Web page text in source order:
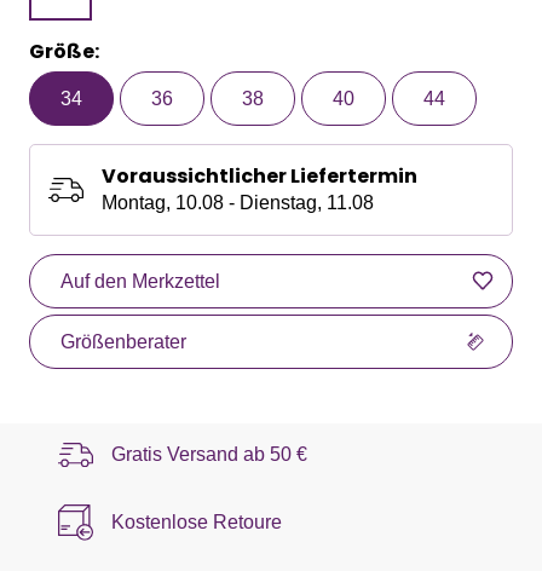
Größe:
34 36 38 40 44
Voraussichtlicher Liefertermin
Montag, 10.08 - Dienstag, 11.08
Auf den Merkzettel
Größenberater
Gratis Versand ab 50 €
Kostenlose Retoure